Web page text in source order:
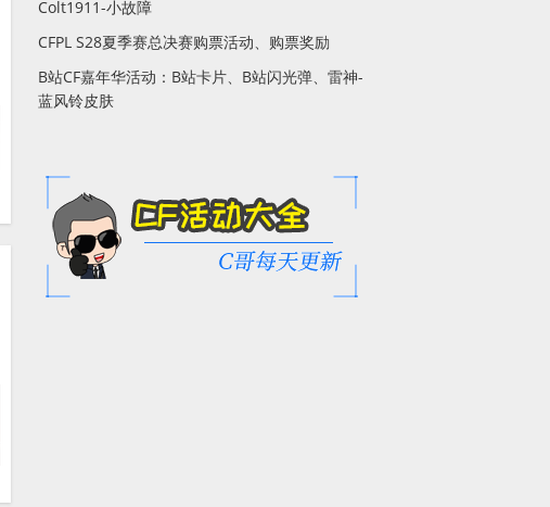
Colt1911-小故障
CFPL S28夏季赛总决赛购票活动、购票奖励
B站CF嘉年华活动：B站卡片、B站闪光弹、雷神-
蓝风铃皮肤